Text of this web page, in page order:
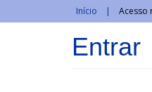
Passar para o conteúdo principal
Início Acesso
Entrar